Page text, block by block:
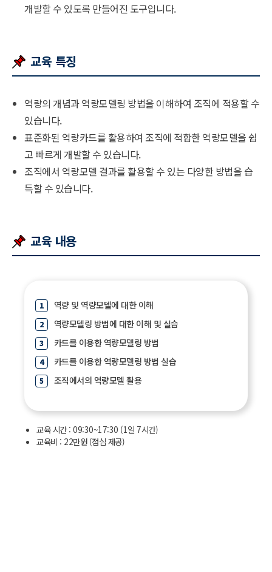
개발할 수 있도록 만들어진 도구입니다.
교육 특징
역량의 개념과 역량모델링 방법을 이해하여 조직에 적용할 수
있습니다.
표준화된 역량카드를 활용하여 조직에 적합한 역량모델을 쉽
고 빠르게 개발할 수 있습니다.
조직에서 역량모델 결과를 활용할 수 있는 다양한 방법을 습
득할 수 있습니다.
교육 내용
역량 및 역량모델에 대한 이해
역량모델링 방법에 대한 이해 및 실습
카드를 이용한 역량모델링 방법
카드를 이용한 역량모델링 방법 실습
조직에서의 역량모델 활용
교육 시간 : 09:30~17:30 (1일 7시간)
교육비 : 22만원 (점심 제공)